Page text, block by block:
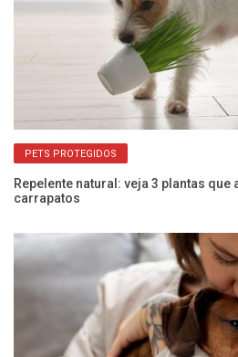
PETS PROTEGIDOS
Repelente natural: veja 3 plantas
carrapatos